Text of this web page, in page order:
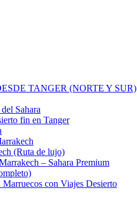
TANGER (NORTE Y SUR)
Sahara
fin en Tanger
(Ruta de lujo)
– Sahara Premium
con Viajes Desierto